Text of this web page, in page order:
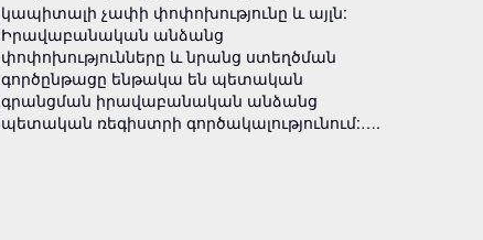
կապիտալի չափի փոփոխությունը և այլն:
Իրավաբանական անձանց
փոփոխությունները և նրանց ստեղծման
գործընթացը ենթակա են պետական
գրանցման իրավաբանական անձանց
պետական ռեգիստրի գործակալությունում:….